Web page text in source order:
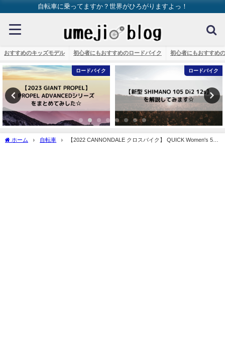
自転車に乗ってますか？世界がひろがりますよっ！
おすすめのキッズモデル 初心者にもおすすめのロードバイク 初心者にもおすすめ
ロードバイク トレック
ホーム 自転車
【2022 CANNONDALE クロスバイク】 QUICK Women's 5を